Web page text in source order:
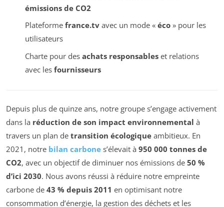
émissions de CO2
Plateforme france.tvavec un mode « éco» pour les
utilisateurs
Charte pour des achats responsableset relations
avec les fournisseurs
Depuis plus de quinze ans, notre groupe s’engage activement
dans la réduction de son impact environnemental à
travers un plan de transition écologique ambitieux. En
2021, notre bilan carbone s’élevait à 950 000 tonnes de
CO2, avec un objectif de diminuer nos émissions de 50 %
d’ici 2030. Nous avons réussi à réduire notre empreinte
carbone de 43 % depuis 2011 en optimisant notre
consommation d’énergie, la gestion des déchets et les